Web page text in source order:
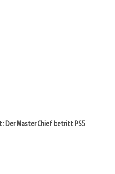
Der Master Chief betritt PS5